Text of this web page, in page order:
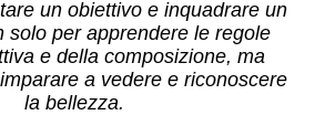
un obiettivo e inquadrare un
solo per apprendere le regole
e della composizione, ma
a vedere e riconoscere
la bellezza.